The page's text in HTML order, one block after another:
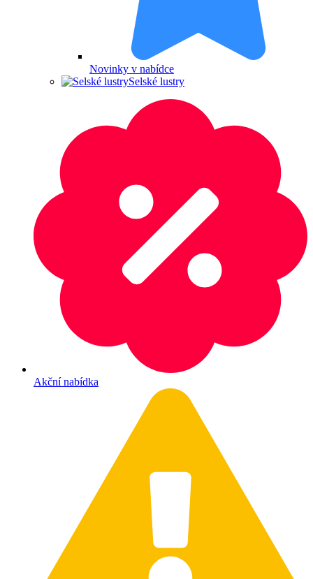
Novinky v nabídce
Selské lustry
Akční nabídka